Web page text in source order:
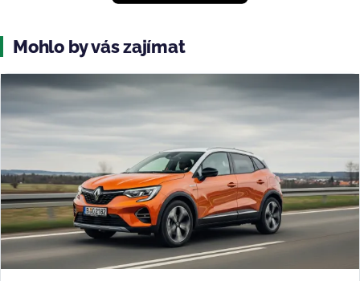
Mohlo by vás zajímat